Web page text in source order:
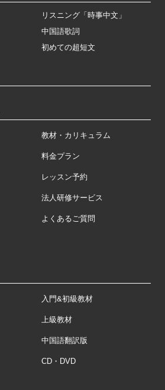
リスニング「時事中文」
中国語歌詞
初めての超短文
教材・カリキュラム
料金プラン
レッスン予約
法人研修サービス
よくあるご質問
入門&初級教材
上級教材
中国語翻訳版
CD・DVD